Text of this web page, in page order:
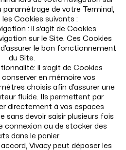
paramétrage de votre Terminal,
les Cookies suivants :
: il s’agit de Cookies
sur le Site. Ces Cookies
le bon fonctionnement
du Site.
il s’agit de Cookies
en mémoire vos
choisis afin d’assurer une
fluide. Ils permettent par
directement à vos espaces
sans devoir saisir plusieurs fois
connexion ou de stocker des
dans le panier.
Vivacy peut déposer les